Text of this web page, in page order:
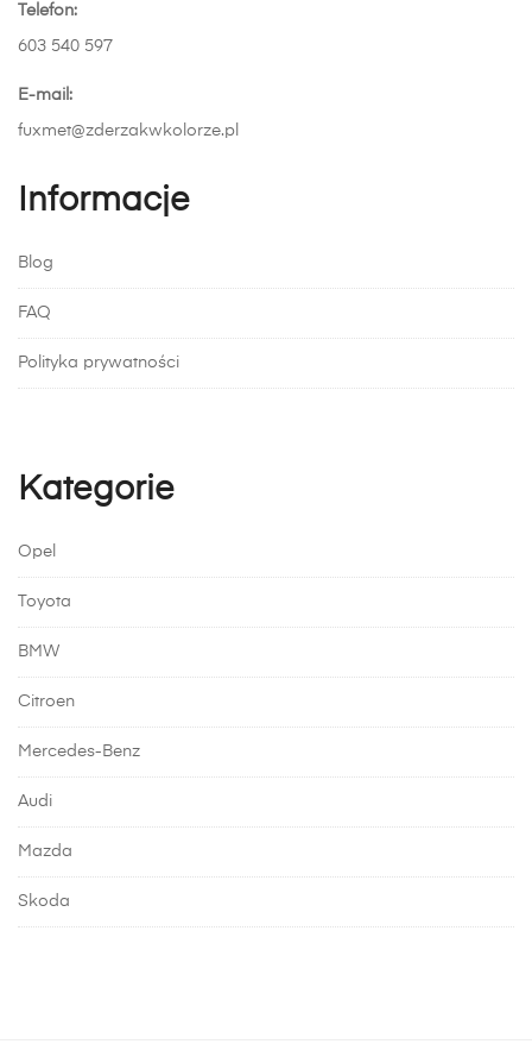
Telefon:
603 540 597
E-mail:
fuxmet@zderzakwkolorze.pl
Informacje
Blog
FAQ
Polityka prywatności
Kategorie
Opel
Toyota
BMW
Citroen
Mercedes-Benz
Audi
Mazda
Skoda